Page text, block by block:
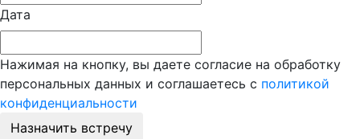
Дата
Нажимая на кнопку, вы даете согласие на обработку
персональных данных и соглашаетесь с политикой
конфиденциальности
Назначить встречу